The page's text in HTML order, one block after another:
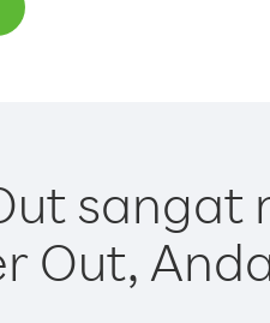
sangat
Out,